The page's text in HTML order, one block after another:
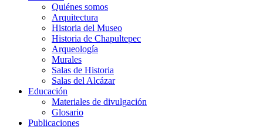
Quiénes somos
Arquitectura
Historia del Museo
Historia de Chapultepec
Arqueología
Murales
Salas de Historia
Salas del Alcázar
Educación
Materiales de divulgación
Glosario
Publicaciones